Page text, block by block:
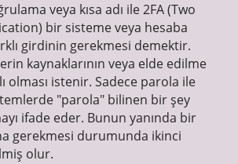
veya kısa adı ile 2FA (Two
bir sisteme veya hesaba
girdinin gerekmesi demektir.
kaynaklarının veya elde edilme
olması istenir. Sadece parola ile
"parola" bilinen bir şey
ifade eder. Bunun yanında bir
gerekmesi durumunda ikinci
olur.